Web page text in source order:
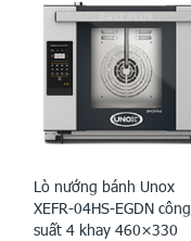
Lò nướng bánh Unox
XEFR-04HS-EGDN công
suất 4 khay 460×330